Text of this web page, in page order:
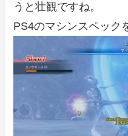
うと壮観ですね。
PS4のマシンスペック